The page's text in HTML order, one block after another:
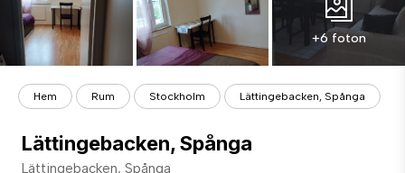
+6 foton
Hem Rum Stockholm Lättingebacken, Spånga
Lättingebacken, Spånga
Lättingebacken, Spånga